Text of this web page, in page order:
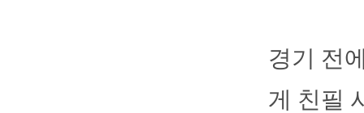
경기 전
게 친필